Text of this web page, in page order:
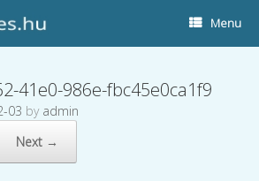
Menu
41e0-986e-fbc45e0ca1f9
03 by admin
Next →